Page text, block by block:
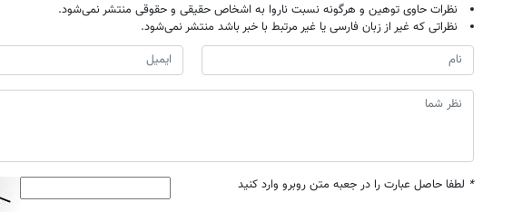
نظرات حاوی توهین و هرگونه نسبت ناروا به اشخاص حقیقی و حقوقی منتشر نمی‌شود.
نظراتی که غیر از زبان فارسی یا غیر مرتبط با خبر باشد منتشر نمی‌شود.
* لطفا حاصل عبارت را در جعبه متن روبرو وارد کنید
روزنامه‌های صبح شنبه ۱۷ مرداد ۱۴۰۵